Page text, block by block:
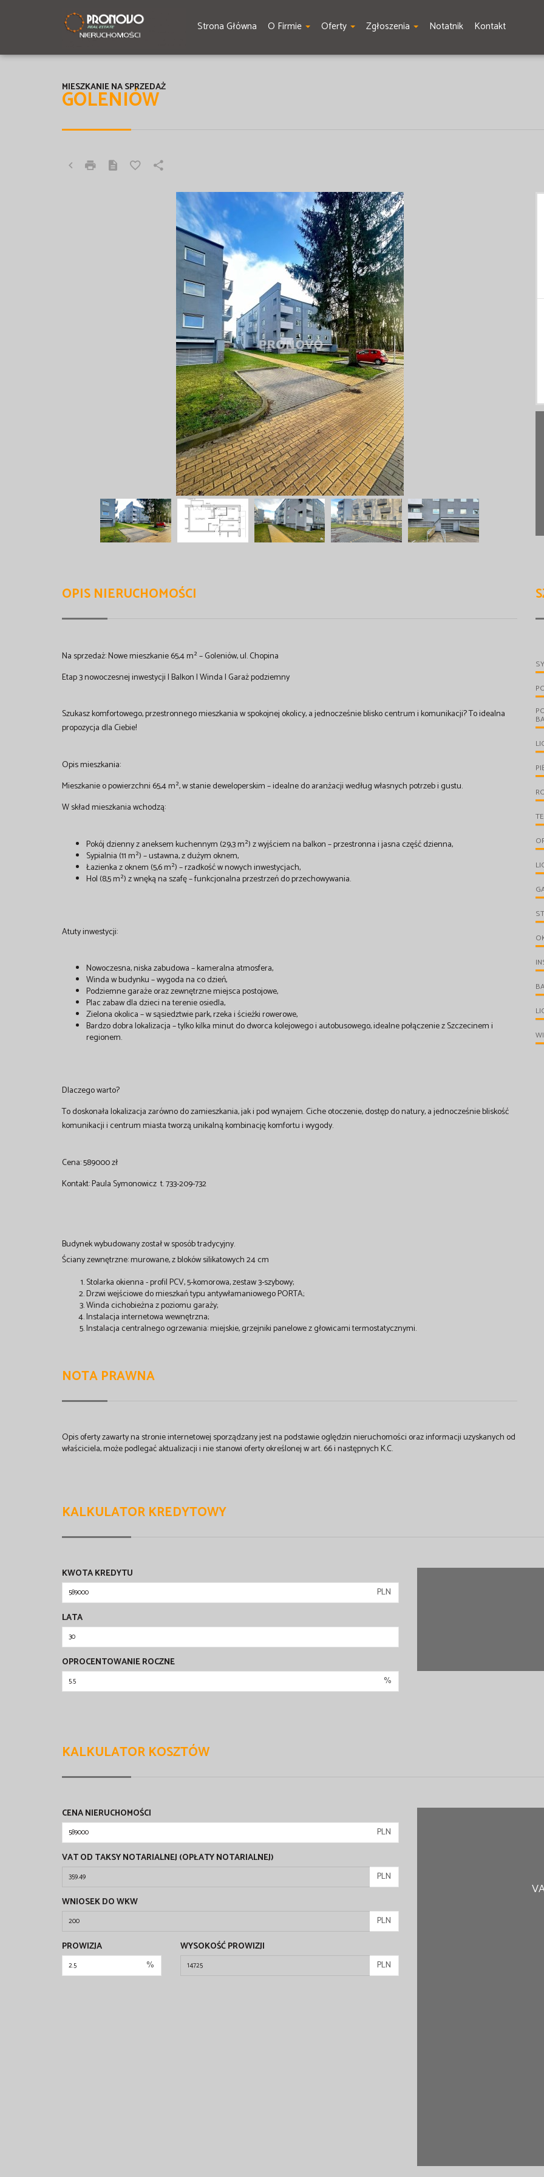
Strona Główna O Firmie Oferty Zgłoszenia Notatnik Kontakt
GOLENIÓW
MIESZKANIE NA SPRZEDAŻ
OPIS NIERUCHOMOŚCI
Na sprzedaż: Nowe mieszkanie 65,4 m² – Goleniów, ul. Chopina
Etap 3 nowoczesnej inwestycji | Balkon | Winda | Garaż podziemny
Szukasz komfortowego, przestronnego mieszkania w spokojnej okolicy, a jednocześnie blisko centrum i komunikacji? To idealna
propozycja dla Ciebie!
Opis mieszkania:
Mieszkanie o powierzchni 65,4 m², w stanie deweloperskim – idealne do aranżacji według własnych potrzeb i gustu.
W skład mieszkania wchodzą:
Pokój dzienny z aneksem kuchennym (29,3 m²) z wyjściem na balkon – przestronna i jasna część dzienna,
Sypialnia (11 m²) – ustawna, z dużym oknem,
Łazienka z oknem (5,6 m²) – rzadkość w nowych inwestycjach,
Hol (8,5 m²) z wnęką na szafę – funkcjonalna przestrzeń do przechowywania.
Atuty inwestycji:
Nowoczesna, niska zabudowa – kameralna atmosfera,
Winda w budynku – wygoda na co dzień,
Podziemne garaże oraz zewnętrzne miejsca postojowe,
Plac zabaw dla dzieci na terenie osiedla,
Zielona okolica – w sąsiedztwie park, rzeka i ścieżki rowerowe,
Bardzo dobra lokalizacja – tylko kilka minut do dworca kolejowego i autobusowego, idealne połączenie z Szczecinem i
regionem.
Dlaczego warto?
To doskonała lokalizacja zarówno do zamieszkania, jak i pod wynajem. Ciche otoczenie, dostęp do natury, a jednocześnie bliskość
komunikacji i centrum miasta tworzą unikalną kombinację komfortu i wygody.
Cena: 589000 zł
Kontakt: Paula Symonowicz t. 733-209-732
Budynek wybudowany został w sposób tradycyjny.
Ściany zewnętrzne: murowane, z bloków silikatowych 24 cm
Stolarka okienna - profil PCV, 5-komorowa, zestaw 3-szybowy;
Drzwi wejściowe do mieszkań typu antywłamaniowego PORTA;
Winda cichobieżna z poziomu garaży;
Instalacja internetowa wewnętrzna;
Instalacja centralnego ogrzewania: miejskie, grzejniki panelowe z głowicami termostatycznymi.
NOTA PRAWNA
Opis oferty zawarty na stronie internetowej sporządzany jest na podstawie oględzin nieruchomości oraz informacji uzyskanych od
właściciela, może podlegać aktualizacji i nie stanowi oferty określonej w art. 66 i następnych K.C.
KALKULATOR KREDYTOWY
KWOTA KREDYTU
PLN
LATA
OPROCENTOWANIE ROCZNE
%
KALKULATOR KOSZTÓW
CENA NIERUCHOMOŚCI
PLN
VAT OD TAKSY NOTARIALNEJ (OPŁATY NOTARIALNEJ)
PLN
WNIOSEK DO WKW
PLN
PROWIZJA
%
WYSOKOŚĆ PROWIZJI
PLN